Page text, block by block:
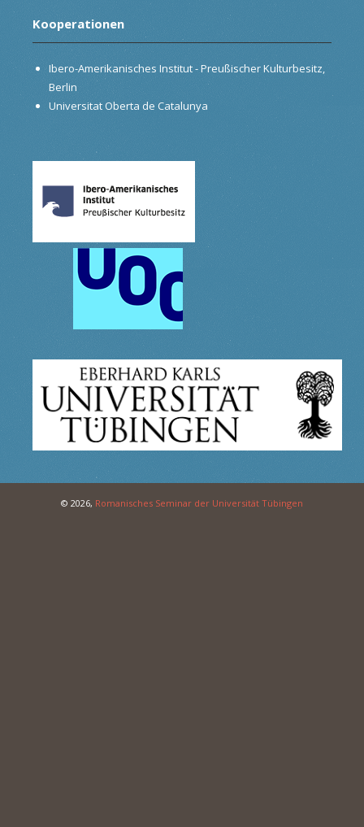
Kooperationen
Ibero-Amerikanisches Institut - Preußischer Kulturbesitz,
Berlin
Universitat Oberta de Catalunya
© 2026, Romanisches Seminar der Universität Tübingen